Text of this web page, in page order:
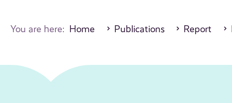
You are here: Home Publications Report